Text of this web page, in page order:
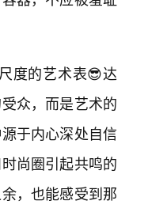
度的艺术表😎达
众，而是艺术的
于内心深处自信
尚圈引起共鸣的
，也能感受到那